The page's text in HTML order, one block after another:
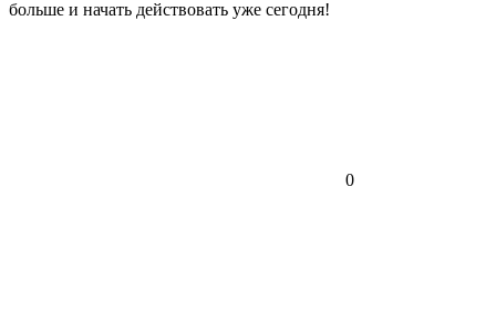
больше и начать действовать уже сегодня!
0